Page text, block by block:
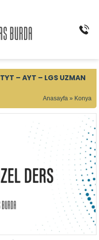
– AYT – LGS UZMAN
Anasayfa » Konya